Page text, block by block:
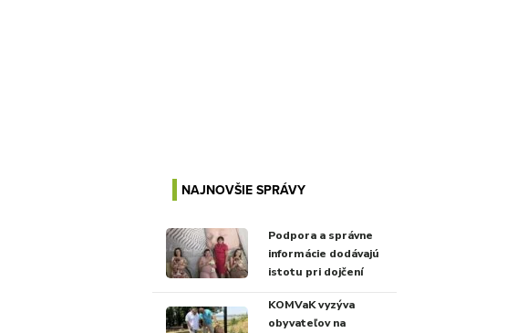
NAJNOVŠIE SPRÁVY
Podpora a správne
informácie dodávajú
istotu pri dojčení
KOMVaK vyzýva
obyvateľov na